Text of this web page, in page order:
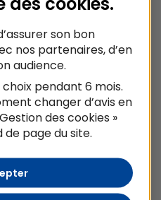
son bon
nos partenaires, d’en
audience.
pendant 6 mois.
changer d’avis en
des cookies »
page du site.